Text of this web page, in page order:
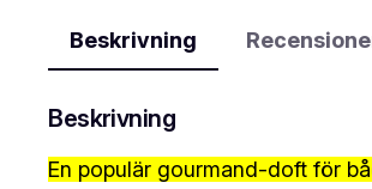
Beskrivning
Beskrivning
En populär gourmand-doft för